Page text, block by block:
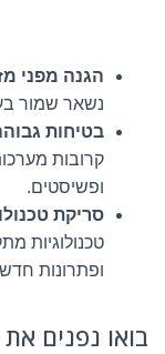
הגנה מפני
נשאר שמור
בטיחות
קרובות
ופשיסטים.
סריקת
טכנולוגיות
ופתרונות
בואו נפנים